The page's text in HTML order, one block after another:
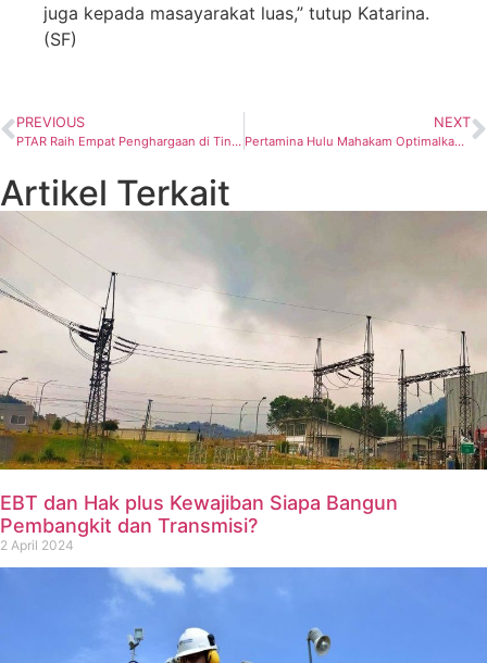
juga kepada masayarakat luas,” tutup Katarina.
(SF)
PREVIOUS
PTAR Raih Empat Penghargaan di Tingkat Nasional & Internasional
NEXT
Pertamina Hulu Mahakam Optimalkan Produksi Gas Untuk Penuhi Maksimum Serapan di Badak NGL
Artikel Terkait
EBT dan Hak plus Kewajiban Siapa Bangun
Pembangkit dan Transmisi?
2 April 2024